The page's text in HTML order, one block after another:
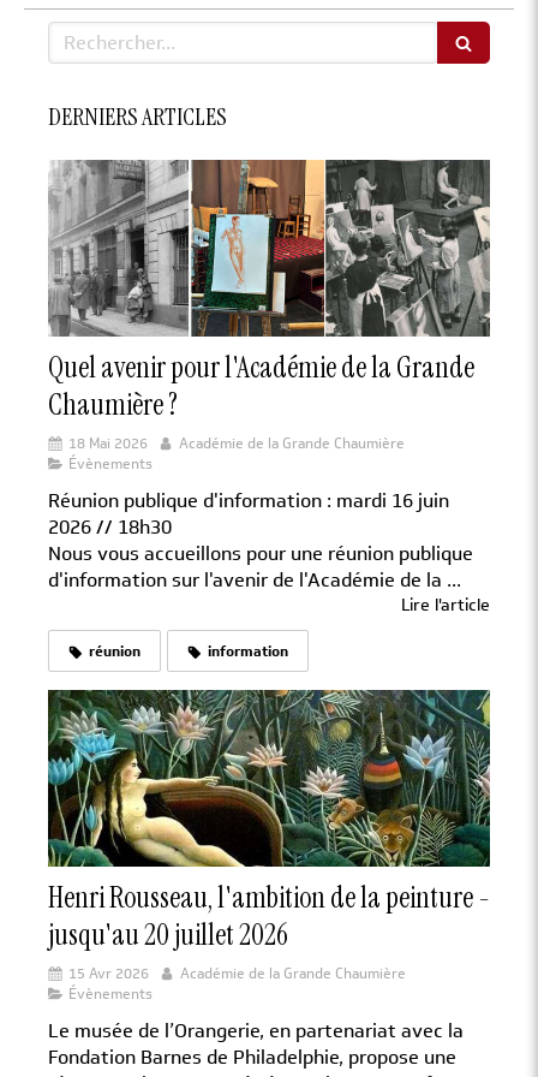
Rechercher
DERNIERS ARTICLES
Quel avenir pour l'Académie de la Grande
Chaumière ?
18 Mai 2026
Académie de la Grande Chaumière
Évènements
Réunion publique d'information : mardi 16 juin
2026 // 18h30
Nous vous accueillons pour une réunion publique
d'information sur l'avenir de l'Académie de la ...
Lire l'article
réunion information
Henri Rousseau, l'ambition de la peinture -
jusqu'au 20 juillet 2026
15 Avr 2026
Académie de la Grande Chaumière
Évènements
Le musée de l’Orangerie, en partenariat avec la
Fondation Barnes de Philadelphie, propose une